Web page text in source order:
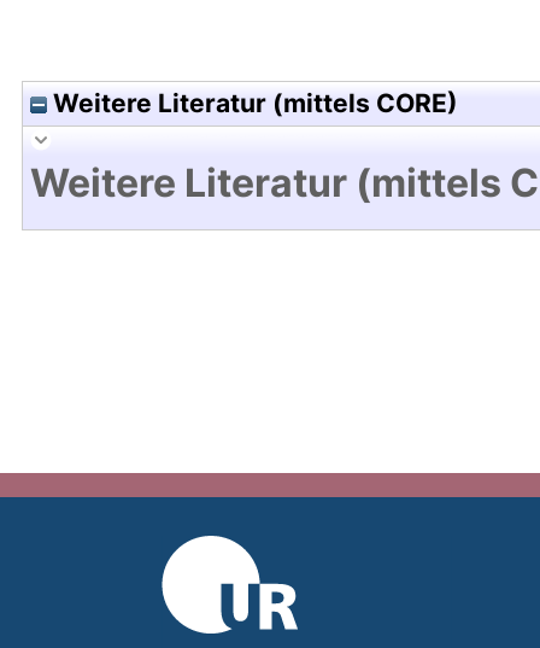
Weitere Literatur (mittels CORE)
Weitere Literatur (mittels